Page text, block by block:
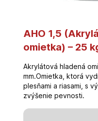
AHO 1,5
omietka) – 25
Akrylátová hladená
mm.Omietka, ktorá
plesňami a riasami, s
zvýšenie pevnosti.